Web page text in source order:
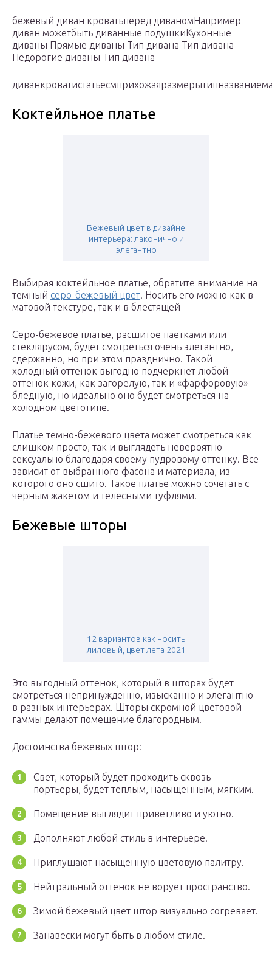
бежевый диван кроватьперед диваномНапример
диван можетбыть диванные подушкиКухонные
диваны Прямые диваны Тип дивана Тип дивана
Недорогие диваны Тип дивана
Коктейльное платье
Бежевый цвет в дизайне
интерьера: лаконично и
элегантно
Выбирая коктейльное платье, обратите внимание на
темный серо-бежевый цвет. Носить его можно как в
матовой текстуре, так и в блестящей
Серо-бежевое платье, расшитое паетками или
стеклярусом, будет смотреться очень элегантно,
сдержанно, но при этом празднично. Такой
холодный оттенок выгодно подчеркнет любой
оттенок кожи, как загорелую, так и «фарфоровую»
бледную, но идеально оно будет смотреться на
холодном цветотипе.
Платье темно-бежевого цвета может смотреться как
слишком просто, так и выглядеть невероятно
сексуально благодаря своему пудровому оттенку. Все
зависит от выбранного фасона и материала, из
которого оно сшито. Такое платье можно сочетать с
черным жакетом и телесными туфлями.
Бежевые шторы
12 вариантов как носить
лиловый, цвет лета 2021
Это выгодный оттенок, который в шторах будет
смотреться непринужденно, изысканно и элегантно
в разных интерьерах. Шторы скромной цветовой
гаммы делают помещение благородным.
Достоинства бежевых штор:
Свет, который будет проходить сквозь
портьеры, будет теплым, насыщенным, мягким.
Помещение выглядит приветливо и уютно.
Дополняют любой стиль в интерьере.
Приглушают насыщенную цветовую палитру.
Нейтральный оттенок не ворует пространство.
Зимой бежевый цвет штор визуально согревает.
Занавески могут быть в любом стиле.